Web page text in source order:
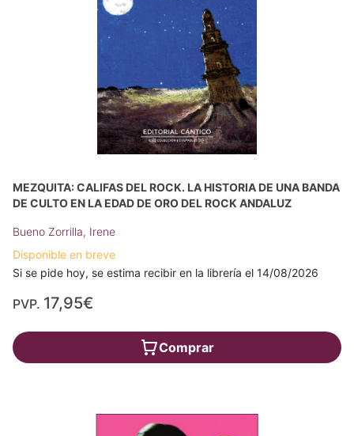
MEZQUITA: CALIFAS DEL ROCK. LA HISTORIA DE UNA BANDA
DE CULTO EN LA EDAD DE ORO DEL ROCK ANDALUZ
Bueno Zorrilla, Irene
Disponible en breve
Si se pide hoy, se estima recibir en la librería el 14/08/2026
PVP. 17,95€
Comprar